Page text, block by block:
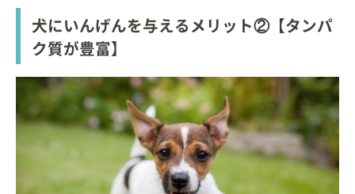
犬にいんげんを与えるメリット②【タンパ
ク質が豊富】